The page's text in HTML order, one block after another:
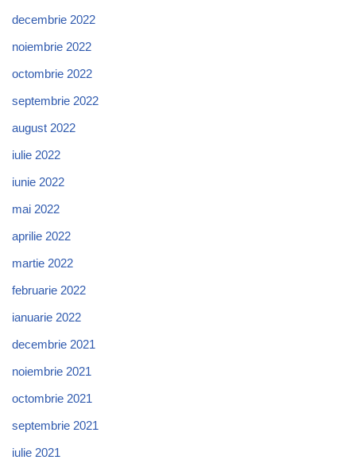
decembrie 2022
noiembrie 2022
octombrie 2022
septembrie 2022
august 2022
iulie 2022
iunie 2022
mai 2022
aprilie 2022
martie 2022
februarie 2022
ianuarie 2022
decembrie 2021
noiembrie 2021
octombrie 2021
septembrie 2021
iulie 2021